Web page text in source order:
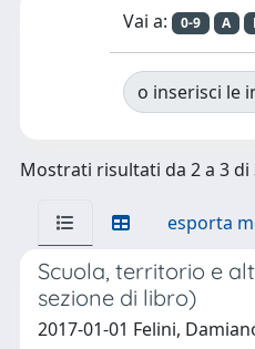
Vai a: 0-9 A
o inserisci le
Mostrati risultati da 2 a 3 di
esporta
Scuola, territorio e
sezione di libro)
2017-01-01 Felini,